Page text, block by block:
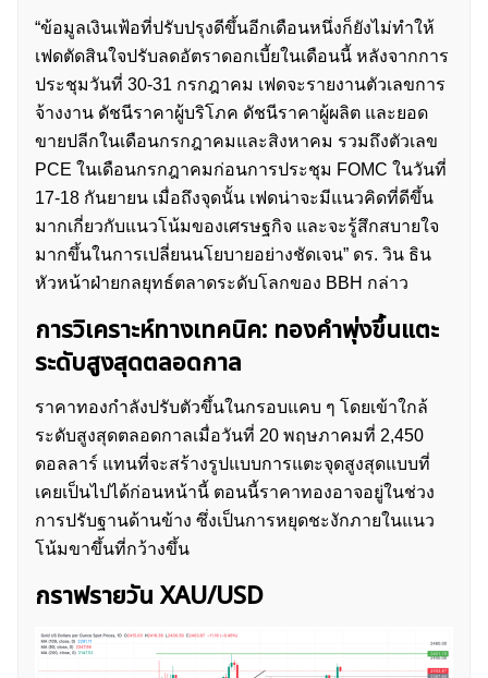
ค้นหา
สำหรับ:
“ข้อมูลเงินเฟ้อที่ปรับปรุงดีขึ้นอีกเดือนหนึ่งก็ยังไม่ทำให้
เฟดตัดสินใจปรับลดอัตราดอกเบี้ยในเดือนนี้ หลังจากการ
ประชุมวันที่ 30-31 กรกฎาคม เฟดจะรายงานตัวเลขการ
จ้างงาน ดัชนีราคาผู้บริโภค ดัชนีราคาผู้ผลิต และยอด
ขายปลีกในเดือนกรกฎาคมและสิงหาคม รวมถึงตัวเลข
PCE ในเดือนกรกฎาคมก่อนการประชุม FOMC ในวันที่
17-18 กันยายน เมื่อถึงจุดนั้น เฟดน่าจะมีแนวคิดที่ดีขึ้น
มากเกี่ยวกับแนวโน้มของเศรษฐกิจ และจะรู้สึกสบายใจ
มากขึ้นในการเปลี่ยนนโยบายอย่างชัดเจน” ดร. วิน ธิน
หัวหน้าฝ่ายกลยุทธ์ตลาดระดับโลกของ BBH กล่าว
การวิเคราะห์ทางเทคนิค: ทองคำพุ่งขึ้นแตะ
ระดับสูงสุดตลอดกาล
ราคาทองกำลังปรับตัวขึ้นในกรอบแคบ ๆ โดยเข้าใกล้
ระดับสูงสุดตลอดกาลเมื่อวันที่ 20 พฤษภาคมที่ 2,450
ดอลลาร์ แทนที่จะสร้างรูปแบบการแตะจุดสูงสุดแบบที่
เคยเป็นไปได้ก่อนหน้านี้ ตอนนี้ราคาทองอาจอยู่ในช่วง
การปรับฐานด้านข้าง ซึ่งเป็นการหยุดชะงักภายในแนว
โน้มขาขึ้นที่กว้างขึ้น
กราฟรายวัน XAU/USD